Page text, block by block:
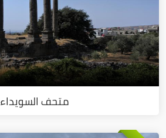
متحف السويداء